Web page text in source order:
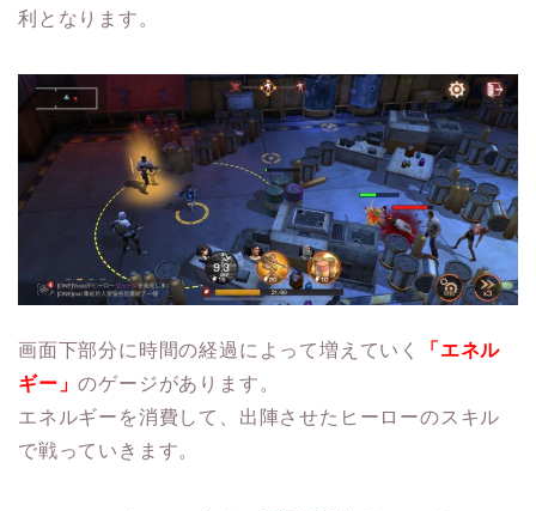
利となります。
画面下部分に時間の経過によって増えていく
「エネル
ギー」のゲージがあります。
エネルギーを消費して、出陣させたヒーローのスキル
で戦っていきます。